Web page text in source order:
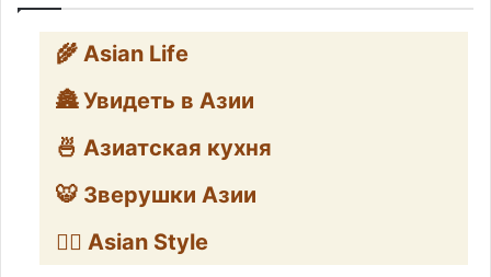
🌾 Asian Life
🏯 Увидеть в Азии
🍜 Азиатская кухня
🐯 Зверушки Азии
🧛‍♂️ Asian Style